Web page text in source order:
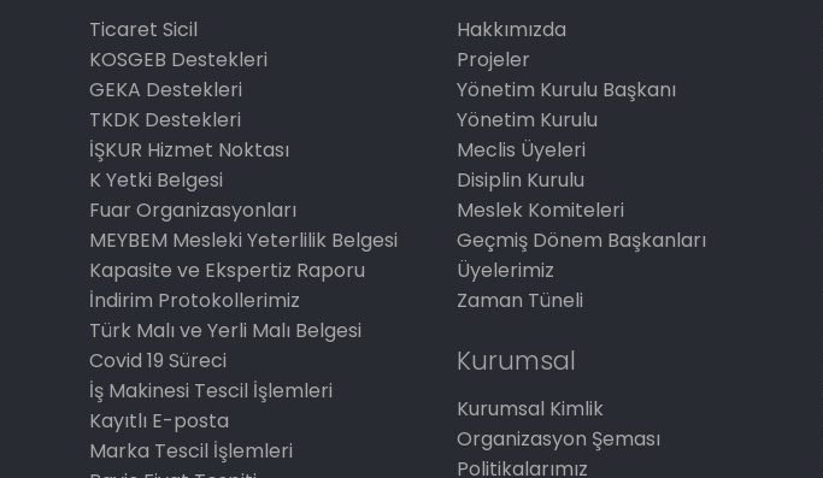
Ticaret Sicil
KOSGEB Destekleri
GEKA Destekleri
TKDK Destekleri
İŞKUR Hizmet Noktası
K Yetki Belgesi
Fuar Organizasyonları
MEYBEM Mesleki Yeterlilik Belgesi
Kapasite ve Ekspertiz Raporu
İndirim Protokollerimiz
Türk Malı ve Yerli Malı Belgesi
Covid 19 Süreci
İş Makinesi Tescil İşlemleri
Kayıtlı E-posta
Marka Tescil İşlemleri
Hakkımızda
Projeler
Yönetim Kurulu Başkanı
Yönetim Kurulu
Meclis Üyeleri
Disiplin Kurulu
Meslek Komiteleri
Geçmiş Dönem Başkanları
Üyelerimiz
Zaman Tüneli
Kurumsal
Kurumsal Kimlik
Organizasyon Şeması
Politikalarımız